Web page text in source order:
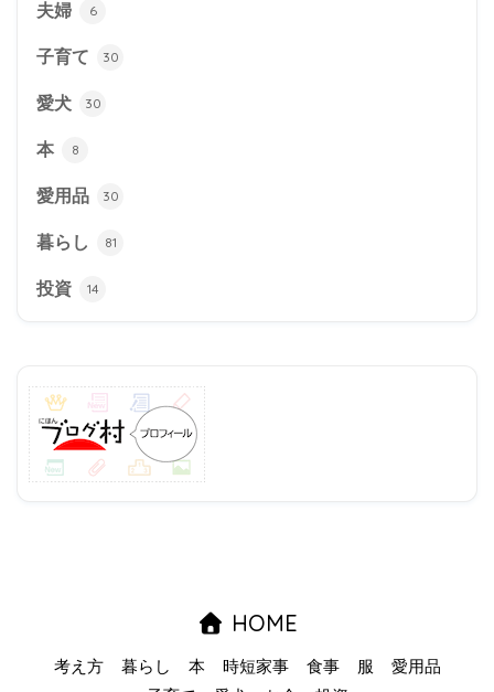
夫婦 6
子育て 30
愛犬 30
本 8
愛用品 30
暮らし 81
投資 14
HOME
考え方 暮らし 本 時短家事 食事 服
愛用品